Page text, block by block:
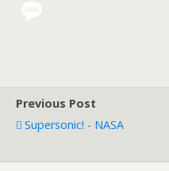
Previous Post
Supersonic! - NASA